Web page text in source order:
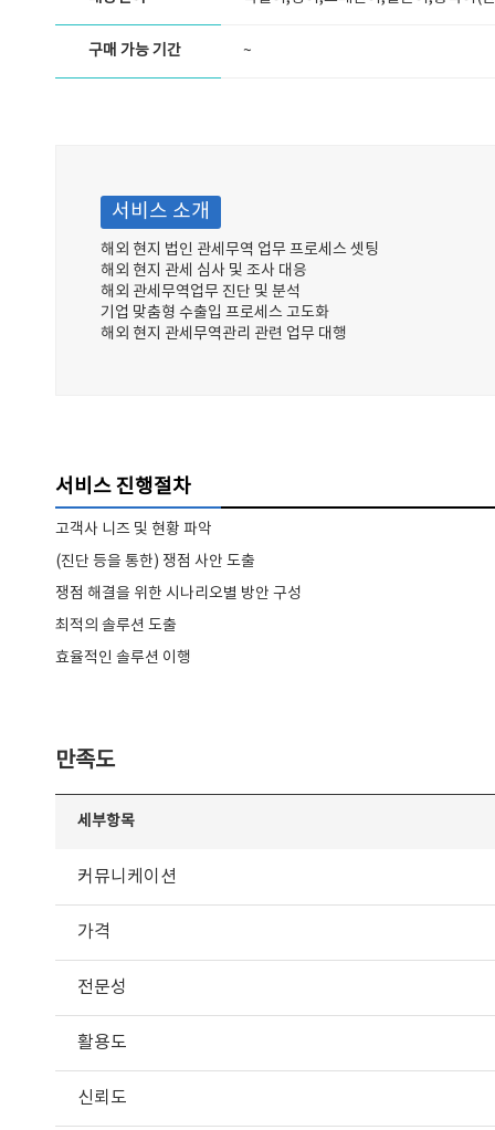
구매 가능 기간 ~
서비스 소개
해외 현지 법인 관세무역 업무 프로세스 셋팅
해외 현지 관세 심사 및 조사 대응
해외 관세무역업무 진단 및 분석
기업 맞춤형 수출입 프로세스 고도화
해외 현지 관세무역관리 관련 업무 대행
서비스 진행절차
고객사 니즈 및 현황 파악
(진단 등을 통한) 쟁점 사안 도출
쟁점 해결을 위한 시나리오별 방안 구성
최적의 솔루션 도출
효율적인 솔루션 이행
만족도
세부항목
커뮤니케이션
가격
전문성
활용도
신뢰도